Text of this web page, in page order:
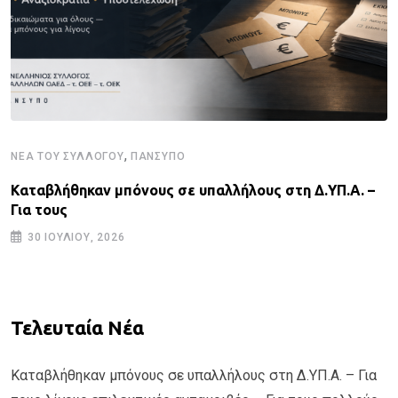
ΝΈΑ ΤΟΥ ΣΥΛΛΌΓΟΥ, ΠΑΝΣΥΠΟ
Καταβλήθηκαν μπόνους σε υπαλλήλους στη Δ.ΥΠ.Α. –
Για τους
30 ΙΟΥΛΊΟΥ, 2026
Τελευταία Νέα
Καταβλήθηκαν μπόνους σε υπαλλήλους στη Δ.ΥΠ.Α. – Για